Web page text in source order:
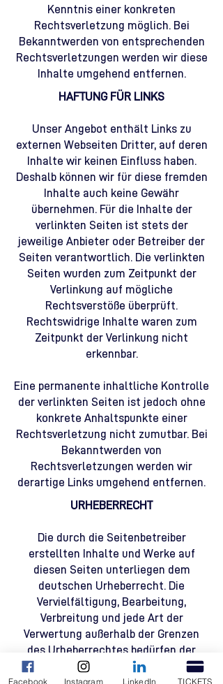
Kenntnis einer konkreten
Rechtsverletzung möglich. Bei
Bekanntwerden von entsprechenden
Rechtsverletzungen werden wir diese
Inhalte umgehend entfernen.
HAFTUNG FÜR LINKS
Unser Angebot enthält Links zu
externen Webseiten Dritter, auf deren
Inhalte wir keinen Einfluss haben.
Deshalb können wir für diese fremden
Inhalte auch keine Gewähr
übernehmen. Für die Inhalte der
verlinkten Seiten ist stets der
jeweilige Anbieter oder Betreiber der
Seiten verantwortlich. Die verlinkten
Seiten wurden zum Zeitpunkt der
Verlinkung auf mögliche
Rechtsverstöße überprüft.
Rechtswidrige Inhalte waren zum
Zeitpunkt der Verlinkung nicht
erkennbar.
Eine permanente inhaltliche Kontrolle
der verlinkten Seiten ist jedoch ohne
konkrete Anhaltspunkte einer
Rechtsverletzung nicht zumutbar. Bei
Bekanntwerden von
Rechtsverletzungen werden wir
derartige Links umgehend entfernen.
URHEBERRECHT
Die durch die Seitenbetreiber
erstellten Inhalte und Werke auf
diesen Seiten unterliegen dem
deutschen Urheberrecht. Die
Vervielfältigung, Bearbeitung,
Verbreitung und jede Art der
Verwertung außerhalb der Grenzen
des Urheberrechtes bedürfen der
schriftlichen Zustimmung des
Facebook Instagram LinkedIn TICKETS